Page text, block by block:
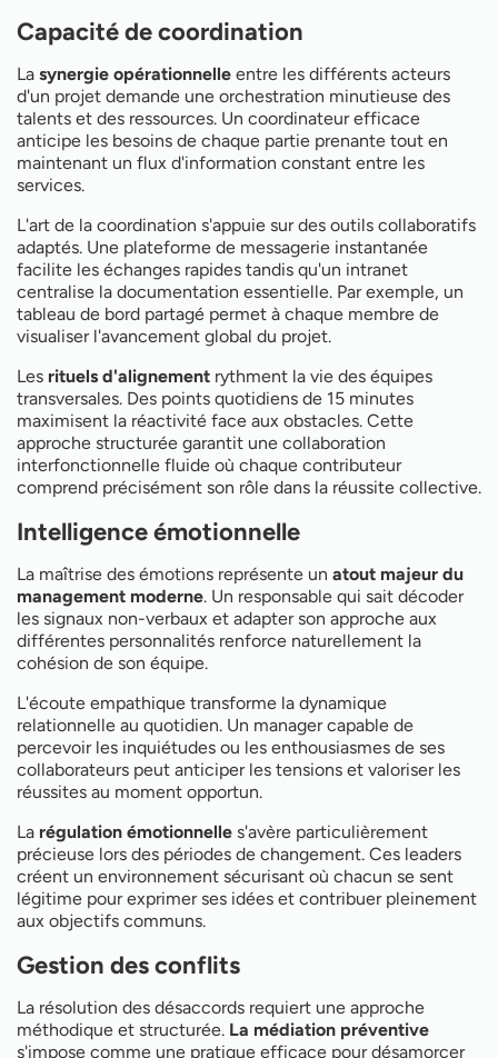
Capacité de coordination
La synergie opérationnelle entre les différents acteurs
d'un projet demande une orchestration minutieuse des
talents et des ressources. Un coordinateur efficace
anticipe les besoins de chaque partie prenante tout en
maintenant un flux d'information constant entre les
services.
L'art de la coordination s'appuie sur des outils collaboratifs
adaptés. Une plateforme de messagerie instantanée
facilite les échanges rapides tandis qu'un intranet
centralise la documentation essentielle. Par exemple, un
tableau de bord partagé permet à chaque membre de
visualiser l'avancement global du projet.
Les rituels d'alignement rythment la vie des équipes
transversales. Des points quotidiens de 15 minutes
maximisent la réactivité face aux obstacles. Cette
approche structurée garantit une collaboration
interfonctionnelle fluide où chaque contributeur
comprend précisément son rôle dans la réussite collective.
Intelligence émotionnelle
La maîtrise des émotions représente un atout majeur du
management moderne. Un responsable qui sait décoder
les signaux non-verbaux et adapter son approche aux
différentes personnalités renforce naturellement la
cohésion de son équipe.
L'écoute empathique transforme la dynamique
relationnelle au quotidien. Un manager capable de
percevoir les inquiétudes ou les enthousiasmes de ses
collaborateurs peut anticiper les tensions et valoriser les
réussites au moment opportun.
La régulation émotionnelle s'avère particulièrement
précieuse lors des périodes de changement. Ces leaders
créent un environnement sécurisant où chacun se sent
légitime pour exprimer ses idées et contribuer pleinement
aux objectifs communs.
Gestion des conflits
La résolution des désaccords requiert une approche
méthodique et structurée. La médiation préventive
s'impose comme une pratique efficace pour désamorcer